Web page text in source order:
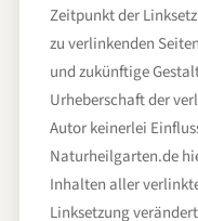
Zeitpunkt der
zu verlinkenden
und zukünftige
Urheberschaft der
Autor keinerlei
Naturheilgarten.de
Inhalten aller
Linksetzung